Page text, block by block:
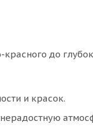
до
и красок.